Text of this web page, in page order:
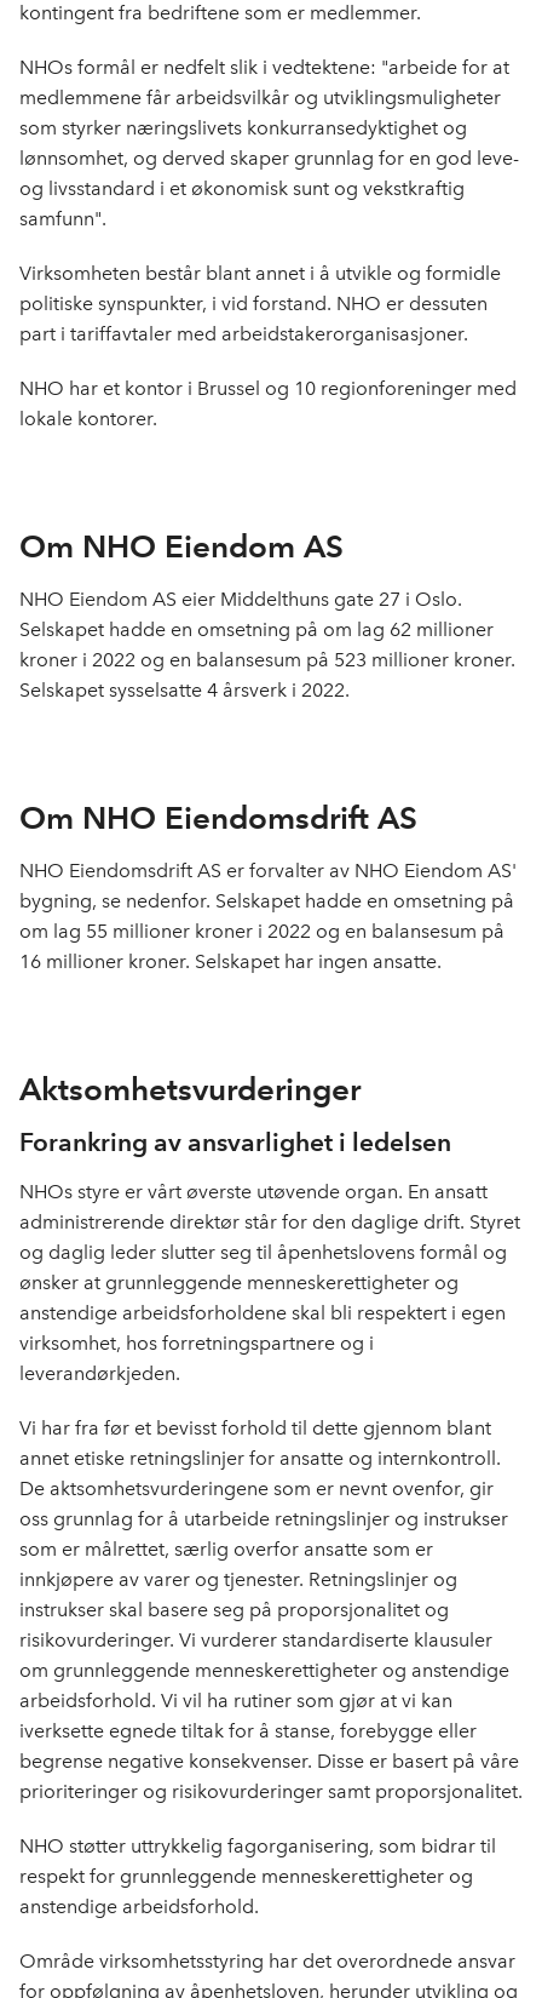
kontingent fra bedriftene som er medlemmer.
NHOs formål er nedfelt slik i vedtektene: "arbeide for at
medlemmene får arbeidsvilkår og utviklingsmuligheter
som styrker næringslivets konkurransedyktighet og
lønnsomhet, og derved skaper grunnlag for en god leve-
og livsstandard i et økonomisk sunt og vekstkraftig
samfunn".
Virksomheten består blant annet i å utvikle og formidle
politiske synspunkter, i vid forstand. NHO er dessuten
part i tariffavtaler med arbeidstakerorganisasjoner.
NHO har et kontor i Brussel og 10 regionforeninger med
lokale kontorer.
Om NHO Eiendom AS
NHO Eiendom AS eier Middelthuns gate 27 i Oslo.
Selskapet hadde en omsetning på om lag 62 millioner
kroner i 2022 og en balansesum på 523 millioner kroner.
Selskapet sysselsatte 4 årsverk i 2022.
Om NHO Eiendomsdrift AS
NHO Eiendomsdrift AS er forvalter av NHO Eiendom AS'
bygning, se nedenfor. Selskapet hadde en omsetning på
om lag 55 millioner kroner i 2022 og en balansesum på
16 millioner kroner. Selskapet har ingen ansatte.
Aktsomhetsvurderinger
Forankring av ansvarlighet i ledelsen
NHOs styre er vårt øverste utøvende organ. En ansatt
administrerende direktør står for den daglige drift. Styret
og daglig leder slutter seg til åpenhetslovens formål og
ønsker at grunnleggende menneskerettigheter og
anstendige arbeidsforholdene skal bli respektert i egen
virksomhet, hos forretningspartnere og i
leverandørkjeden.
Vi har fra før et bevisst forhold til dette gjennom blant
annet etiske retningslinjer for ansatte og internkontroll.
De aktsomhetsvurderingene som er nevnt ovenfor, gir
oss grunnlag for å utarbeide retningslinjer og instrukser
som er målrettet, særlig overfor ansatte som er
innkjøpere av varer og tjenester. Retningslinjer og
instrukser skal basere seg på proporsjonalitet og
risikovurderinger. Vi vurderer standardiserte klausuler
om grunnleggende menneskerettigheter og anstendige
arbeidsforhold. Vi vil ha rutiner som gjør at vi kan
iverksette egnede tiltak for å stanse, forebygge eller
begrense negative konsekvenser. Disse er basert på våre
prioriteringer og risikovurderinger samt proporsjonalitet.
NHO støtter uttrykkelig fagorganisering, som bidrar til
respekt for grunnleggende menneskerettigheter og
anstendige arbeidsforhold.
Område virksomhetsstyring har det overordnede ansvar
for oppfølgning av åpenhetsloven, herunder utvikling og